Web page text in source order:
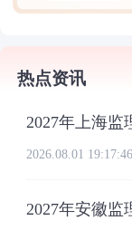
热点资讯
2027年上海监
2026.08.01 19:17:46
2027年安徽监